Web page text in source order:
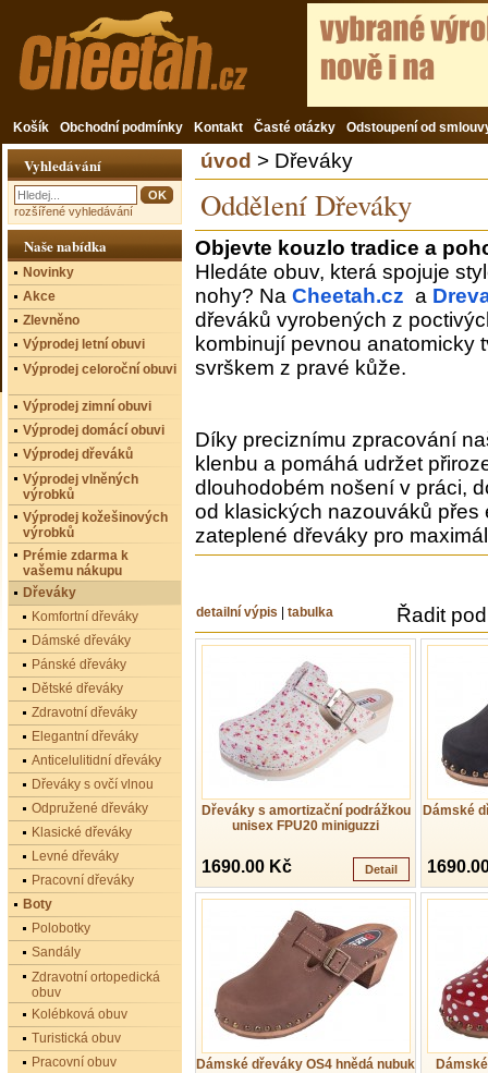
Košík Obchodní podmínky Kontakt Časté otázky Odstoupení od
úvod > Dřeváky
Oddělení Dřeváky
Objevte kouzlo tradice a
Hledáte obuv, která spojuje
nohy? Na Cheetah.cz a
dřeváků vyrobených z
kombinují pevnou anatomicky
svrškem z pravé kůže.
Díky preciznímu zpracování
klenbu a pomáhá udržet
dlouhodobém nošení v práci,
od klasických nazouváků
zateplené dřeváky pro
detailní výpis tabulka Řadit
Dřeváky s amortizační podrážkou
unisex FPU20 miniguzzi
1690.00 Kč Detail
Dámské
Dámské dřeváky OS4 hnědá nubuk
Vyhledávání
rozšířené vyhledávání
Naše nabídka
Novinky
Akce
Zlevněno
Výprodej letní obuvi
Výprodej celoroční obuvi
Výprodej zimní obuvi
Výprodej domácí obuvi
Výprodej dřeváků
Výprodej vlněných
výrobků
Výprodej kožešinových
výrobků
Prémie zdarma k
vašemu nákupu
Dřeváky
Komfortní dřeváky
Dámské dřeváky
Pánské dřeváky
Dětské dřeváky
Zdravotní dřeváky
Elegantní dřeváky
Anticelulitidní dřeváky
Dřeváky s ovčí vlnou
Odpružené dřeváky
Klasické dřeváky
Levné dřeváky
Pracovní dřeváky
Boty
Polobotky
Sandály
Zdravotní ortopedická
obuv
Kolébková obuv
Turistická obuv
Pracovní obuv